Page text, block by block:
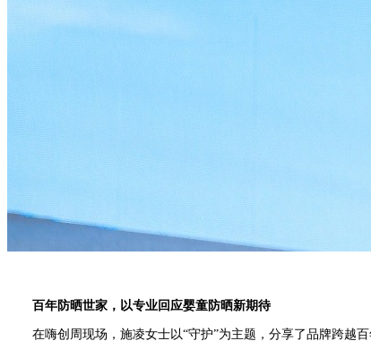
百年防晒世家，以专业回应婴童防晒新期待
在嗨创周现场，施凌女士以“守护”为主题，分享了品牌跨越